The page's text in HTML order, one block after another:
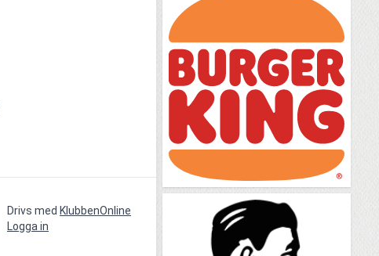
Drivs med KlubbenOnline
Logga in